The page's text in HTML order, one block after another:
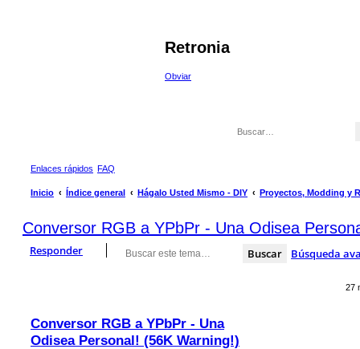
Retronia
Obviar
Enlaces rápidos FAQ
Inicio Índice general Hágalo Usted Mismo - DIY Proyectos, Modding y
Conversor RGB a YPbPr - Una Odisea
Responder Buscar Búsqueda
27
Conversor RGB a YPbPr - Una
Odisea Personal! (56K Warning!)